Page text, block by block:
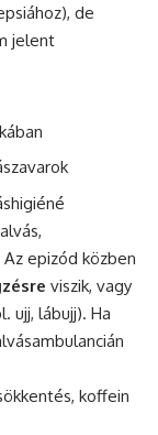
de
jelent
epizód közben
viszik, vagy
ujj, lábujj). Ha
koffein